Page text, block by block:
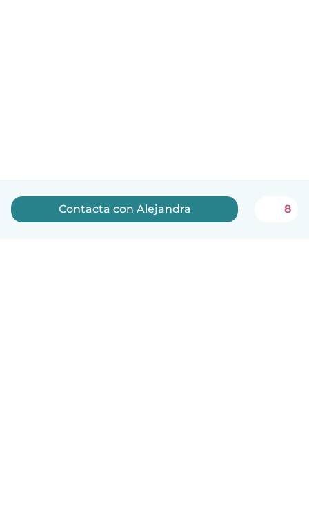
Contacta con Alejandra 8